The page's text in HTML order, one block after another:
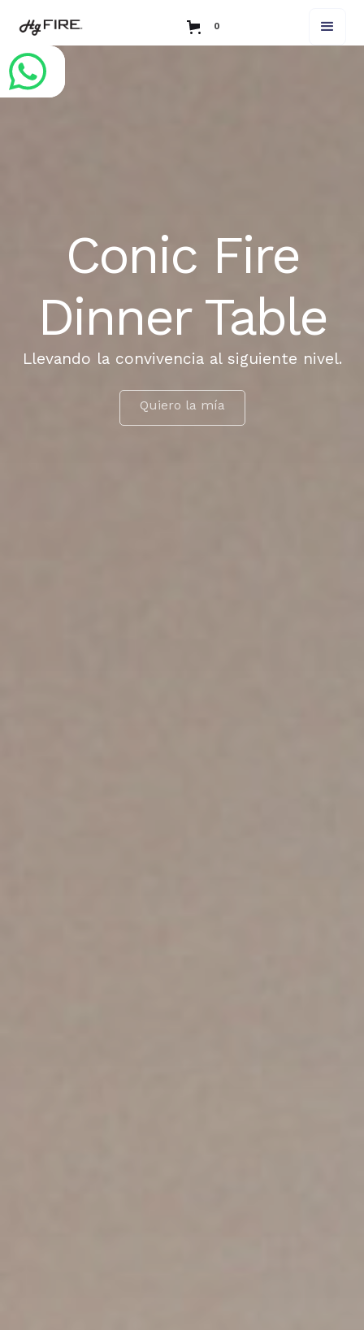
0
Conic Fire
Dinner Table
Llevando la convivencia al siguiente nivel.
Quiero la mía